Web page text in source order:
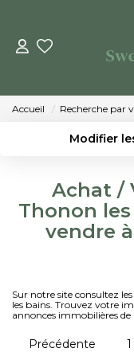
Accueil Recherche par
Modifier
Surface min
Plus de
Achat /
Thonon
vendre
Sur notre site consultez
les bains. Trouvez votre
annonces immobilières de
Précédente 1